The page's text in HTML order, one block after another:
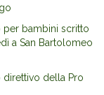
per bambini scritto
a San Bartolomeo
direttivo della Pro